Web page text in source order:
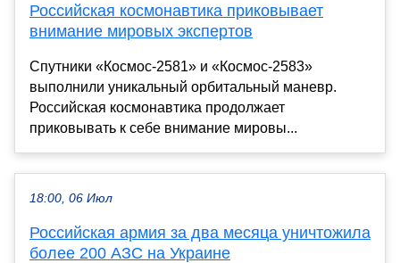
Российская космонавтика приковывает
внимание мировых экспертов
Спутники «Космос-2581» и «Космос-2583»
выполнили уникальный орбитальный маневр.
Российская космонавтика продолжает
приковывать к себе внимание мировы...
18:00, 06 Июл
Российская армия за два месяца уничтожила
более 200 АЗС на Украине